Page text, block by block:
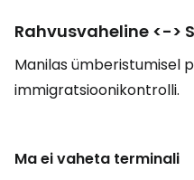
Rahvusvaheline <->
Manilas ümberistumisel
immigratsioonikontrolli.
Ma ei vaheta terminali